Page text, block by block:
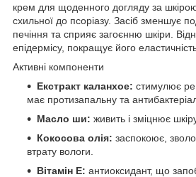
крем для щоденного догляду за шкірою
схильної до псоріазу. Засіб зменшує
печіння та сприяє загоєнню шкіри.
епідермісу, покращує його
Активні компоненти
Екстракт каланхое: стимулює
має протизапальну та
Масло ши: живить і зміцнює
Кокосова олія: заспокоює,
втрату вологи.
Вітамін E: антиоксидант, що